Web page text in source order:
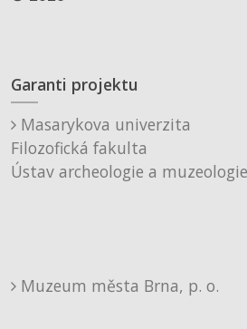
Garanti projektu
Masarykova univerzita
Filozofická fakulta
Ústav archeologie a muzeologie
Muzeum města Brna, p. o.